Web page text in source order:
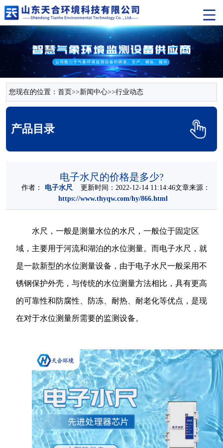
您现在的位置： 首页>>新闻中心>>行业动态
产品目录
电子水尺的价格是多少?
作者： 电子水尺更新时间：2022-12-14 11:14:46文章来源：
https://www.thyqw.com/hy/866.html
水尺，一般是测量水位的水尺，一般位于固定区
域，主要用于河流和湖泊的水位测量。而电子水尺，就
是一款新型的水位测量设备，由于电子水尺一般采用不
锈钢保护外壳，与传统的水位测量方法相比，具有更高
的可靠性和防腐性、防冻、耐热、耐老化等优点，是现
在对于水位测量所需要的监测设备。